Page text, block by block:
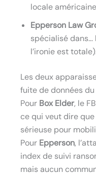
locale
Epperson Law
spécialisé
l’ironie est
Les deux
fuite de données du
Pour Box Elder, le
ce qui veut dire
sérieuse pour
Pour Epperson,
index de suivi
mais aucun